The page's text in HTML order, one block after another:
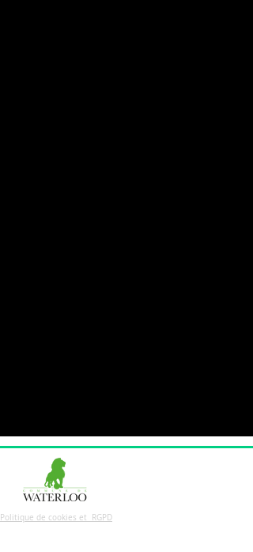
Politique de cookies et RGPD